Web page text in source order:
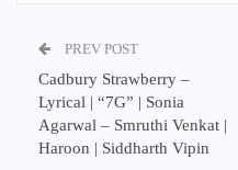
PREV POST
Cadbury Strawberry –
Lyrical | “7G” | Sonia
Agarwal – Smruthi Venkat |
Haroon | Siddharth Vipin